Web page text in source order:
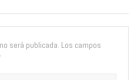
será publicada. Los campos